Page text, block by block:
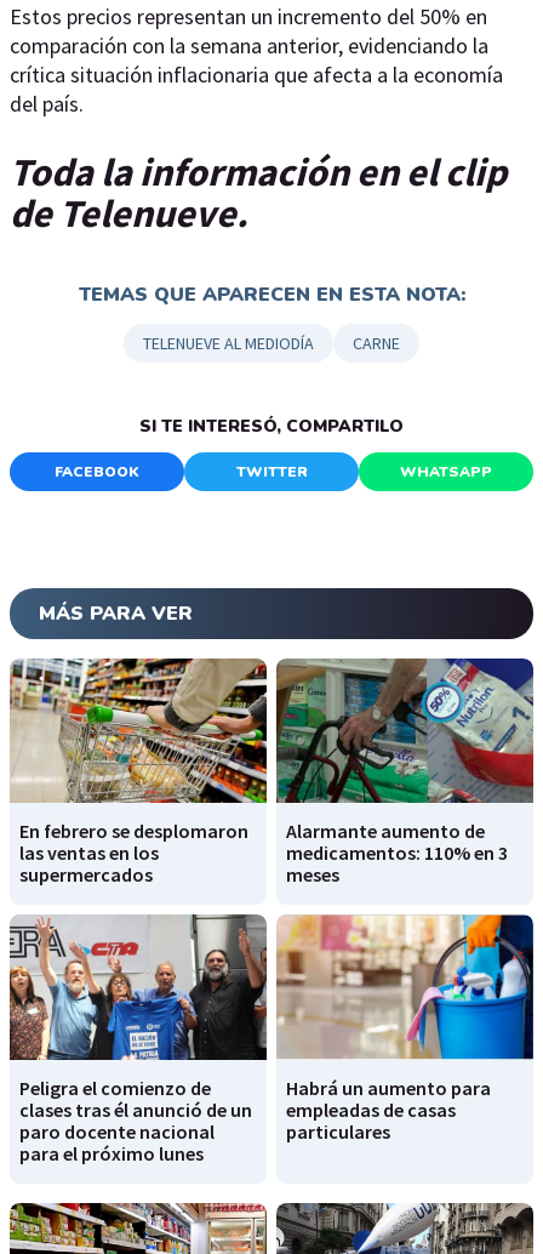
Estos precios representan un incremento del 50% en
comparación con la semana anterior, evidenciando la
crítica situación inflacionaria que afecta a la economía
del país.
Toda la información en el clip
de Telenueve.
TEMAS QUE APARECEN EN ESTA NOTA:
TELENUEVE AL MEDIODÍA CARNE
SI TE INTERESÓ, COMPARTILO
FACEBOOK TWITTER WHATSAPP
MÁS PARA VER
En febrero se desplomaron
las ventas en los
supermercados
Alarmante aumento de
medicamentos: 110% en 3
meses
Peligra el comienzo de
clases tras él anunció de un
paro docente nacional
para el próximo lunes
Habrá un aumento para
empleadas de casas
particulares